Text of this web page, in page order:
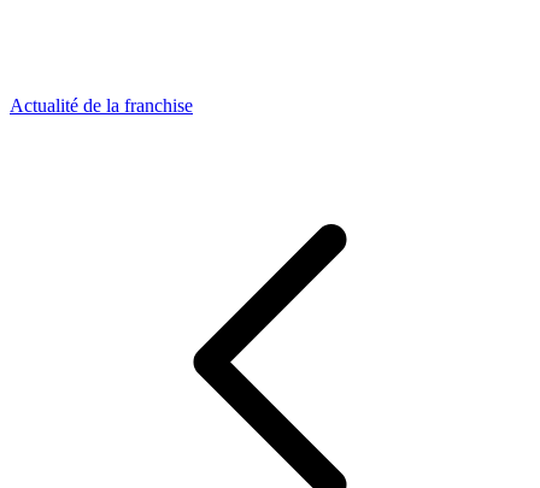
Actualité de la franchise